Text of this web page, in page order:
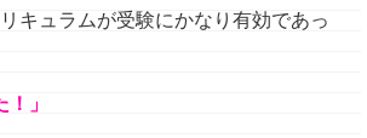
キュラムが受験にかなり有効であっ
」